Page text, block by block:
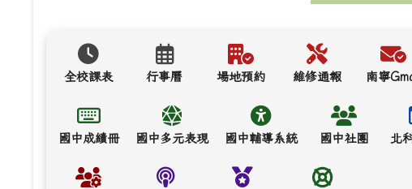
全校課表 行事曆 場地預約 維修通報 南寧
國中成績冊 國中多元表現 國中輔導系統 國中社團 北